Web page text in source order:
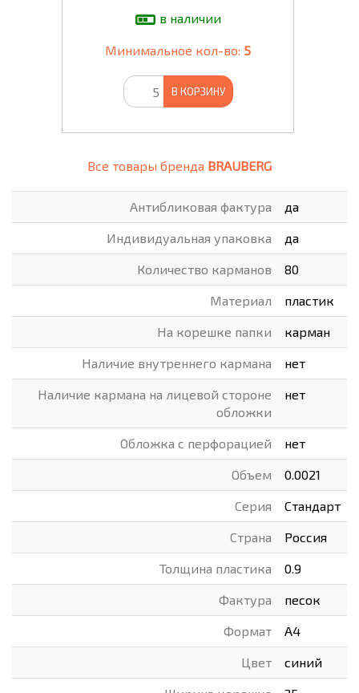
в наличии
Минимальное кол-во: 5
В КОРЗИНУ
Все товары бренда BRAUBERG
Антибликовая фактура да
Индивидуальная упаковка да
Количество карманов 80
Материал пластик
На корешке папки карман
Наличие внутреннего кармана нет
Наличие кармана на лицевой стороне
обложки
нет
Обложка с перфорацией нет
Объем 0.0021
Серия Стандарт
Страна Россия
Толщина пластика 0.9
Фактура песок
Формат А4
Цвет синий